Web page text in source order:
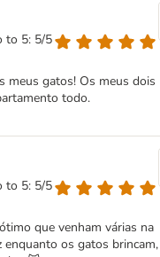
to 5: 5/5
meus gatos! Os meus dois
todo.
to 5: 5/5
que venham várias na
enquanto os gatos brincam,